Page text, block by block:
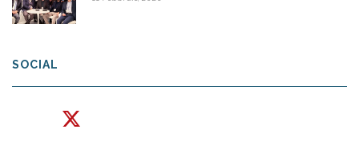
SOCIAL